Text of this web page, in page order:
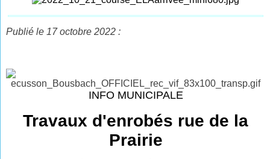
Publié le 17 octobre 2022 :
INFO MUNICIPALE
Travaux d'enrobés rue de la
Prairie